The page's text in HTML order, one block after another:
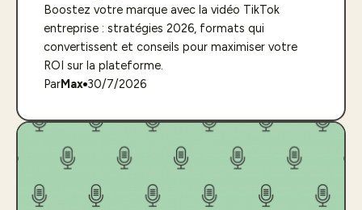
Boostez votre marque avec la vidéo TikTok
entreprise : stratégies 2026, formats qui
convertissent et conseils pour maximiser votre
ROI sur la plateforme.
ParMax 30/7/2026